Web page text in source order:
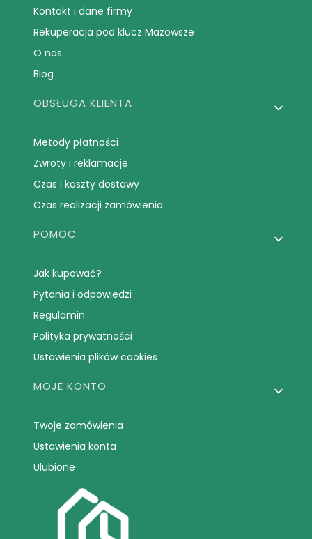
Kontakt i dane firmy
Rekuperacja pod klucz Mazowsze
O nas
Blog
OBSŁUGA KLIENTA
Metody płatności
Zwroty i reklamacje
Czas i koszty dostawy
Czas realizacji zamówienia
POMOC
Jak kupować?
Pytania i odpowiedzi
Regulamin
Polityka prywatności
Ustawienia plików cookies
MOJE KONTO
Twoje zamówienia
Ustawienia konta
Ulubione